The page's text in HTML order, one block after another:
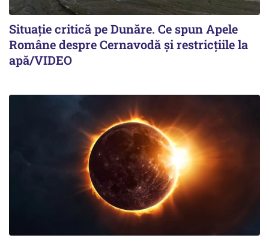
Situație critică pe Dunăre. Ce spun Apele
Române despre Cernavodă și restricțiile la
apă/VIDEO